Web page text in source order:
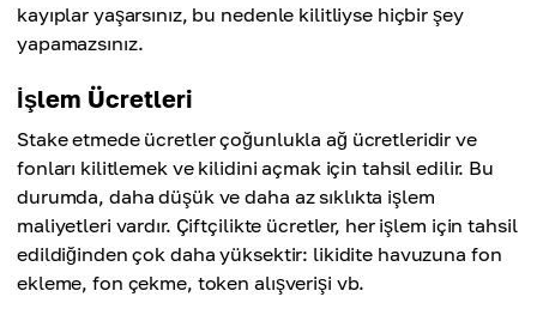
kayıplar yaşarsınız, bu nedenle kilitliyse hiçbir şey
yapamazsınız.
İşlem Ücretleri
Stake etmede ücretler çoğunlukla ağ ücretleridir ve
fonları kilitlemek ve kilidini açmak için tahsil edilir. Bu
durumda, daha düşük ve daha az sıklıkta işlem
maliyetleri vardır. Çiftçilikte ücretler, her işlem için tahsil
edildiğinden çok daha yüksektir: likidite havuzuna fon
ekleme, fon çekme, token alışverişi vb.